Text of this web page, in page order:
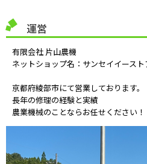
運営
有限会社 片山農機
ネットショップ名：サンセイイースト
京都府綾部市にて営業しております。
長年の修理の経験と実績
農業機械のことならお任せください！